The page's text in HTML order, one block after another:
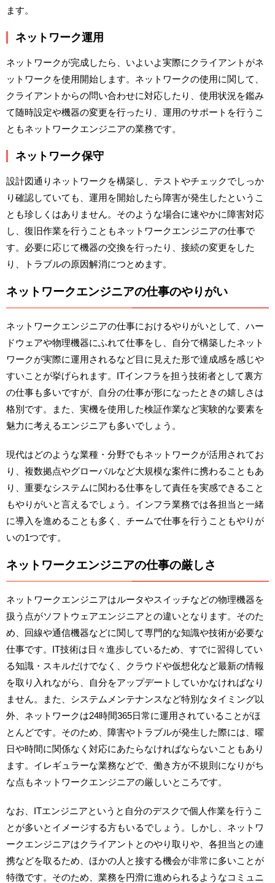
ます。
ネットワーク運用
ネットワークが完成したら、いよいよ実際にクライアントがネ
ットワークを使用開始します。ネットワークの使用に関して、
クライアントからの問い合わせに対応したり、使用状況を鑑み
て随時設定や機器の変更を行ったり、運用のサポートを行うこ
ともネットワークエンジニアの業務です。
ネットワーク保守
設計図通りネットワークを構築し、テストやチェックでしっか
り確認していても、運用を開始したら障害が発生したというこ
とも珍しくはありません。そのような場合に速やかに障害対応
し、復旧作業を行うこともネットワークエンジニアの仕事で
す。必要に応じて機器の交換を行ったり、接続の変更をした
り、トラブルの原因解消につとめます。
ネットワークエンジニアの仕事のやりがい
ネットワークエンジニアの仕事におけるやりがいとして、ハー
ドウェアや物理機器にふれて仕事をし、自分で構築したネット
ワークが実際に運用されるなど目に見えた形で達成感を感じや
すいことが挙げられます。ITインフラを担う技術者として裏方
の仕事も多いですが、自分の仕事が形になったときの嬉しさは
格別です。また、実機を使用した検証作業など実験的な要素を
魅力に考えるエンジニアも多いでしょう。
現代はどのような業種・分野でもネットワークが活用されてお
り、複数拠点やグローバルなど大規模な案件に携わることもあ
り、重要なシステムに関わる仕事をして責任を実感できること
もやりがいと言えるでしょう。インフラ業務では各担当と一緒
に導入を進めることも多く、チームで仕事を行うこともやりが
いの1つです。
ネットワークエンジニアの仕事の厳しさ
ネットワークエンジニアはルータやスイッチなどの物理機器を
扱う点がソフトウェアエンジニアとの違いとなります。そのた
め、回線や通信機器などに関して専門的な知識や技術が必要な
仕事です。IT技術は日々進歩しているため、すでに習得してい
る知識・スキルだけでなく、クラウドや仮想化など最新の情報
を取り入れながら、自分をアップデートしていかなければなり
ません。また、システムメンテナンスなど特別なタイミング以
外、ネットワークは24時間365日常に運用されていることがほ
とんどです。そのため、障害やトラブルが発生した際には、曜
日や時間に関係なく対応にあたらなければならないこともあり
ます。イレギュラーな業務などで、働き方が不規則になりがち
な点もネットワークエンジニアの厳しいところです。
なお、ITエンジニアというと自分のデスクで個人作業を行うこ
とが多いとイメージする方もいるでしょう。しかし、ネットワ
ークエンジニアはクライアントとのやり取りや、各担当との連
携などを取るため、ほかの人と接する機会が非常に多いことが
特徴です。そのため、業務を円滑に進められるようなコミュニ